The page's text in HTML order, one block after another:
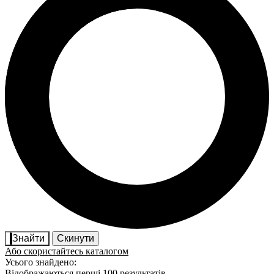
Знайти
Скинути
Або скористайтесь каталогом
Усього знайдено: